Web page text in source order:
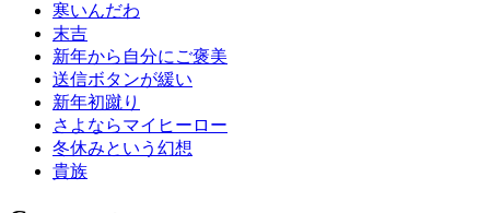
寒いんだわ
末吉
新年から自分にご褒美
送信ボタンが緩い
新年初蹴り
さよならマイヒーロー
冬休みという幻想
貴族